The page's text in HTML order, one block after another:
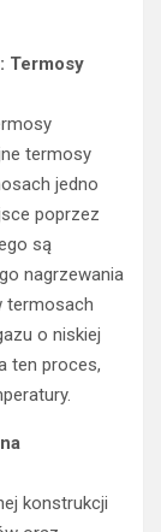
Termosy
termosy
jedno
poprzez
są
nagrzewania
termosach
o niskiej
ten proces,
konstrukcji